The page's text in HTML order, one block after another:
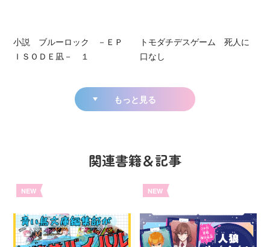
小説 ブルーロック －ＥＰ
ＩＳＯＤＥ凪－ １
トモダチデスゲーム 死人に
口なし
もっと見る
関連書籍＆記事
NEW NEW